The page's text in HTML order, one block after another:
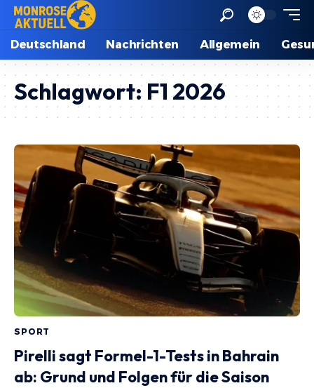
Deutschland Nachrichten Allgemein
Schlagwort: F1 2026
SPORT
Pirelli sagt Formel-1-Tests in Bahrain
ab: Grund und Folgen für die Saison